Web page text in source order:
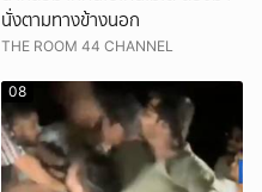
นั่งตามทางข้างนอก
THE ROOM 44 CHANNEL
08